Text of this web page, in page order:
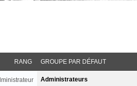
RANG GROUPE PAR DÉFAUT
Administrateurs